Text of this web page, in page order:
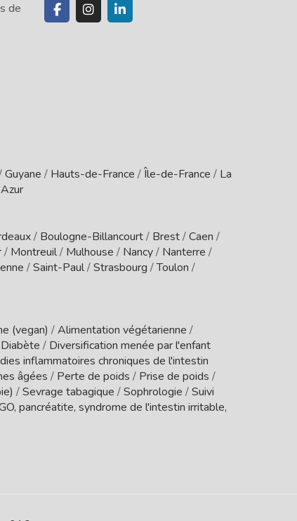
de
Guyane / Hauts-de-France /Île-de-France / La
/ Boulogne-Billancourt/ Brest/Caen /
/ Montreuil/ Mulhouse / Nancy/ Nanterre /
/Saint-Paul/Strasbourg /Toulon /
(vegan) /Alimentation végétarienne /
Diabète / Diversification menée par l'enfant
inflammatoires chroniques de l'intestin
âgées / Perte de poids / Prise de poids /
/Sevrage tabagique /Sophrologie /Suivi
pancréatite, syndrome de l'intestin irritable,